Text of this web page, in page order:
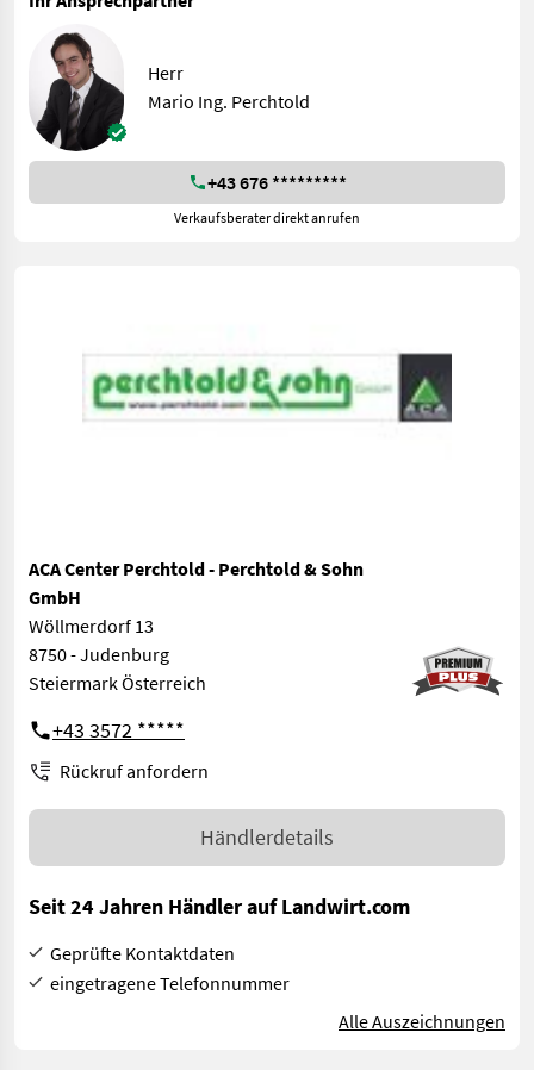
Herr
Mario Ing. Perchtold
+43 676 *********
Verkaufsberater direkt anrufen
ACA Center Perchtold - Perchtold & Sohn
GmbH
Wöllmerdorf 13
8750 - Judenburg
Steiermark Österreich
+43 3572 *****
Rückruf anfordern
Händlerdetails
Seit 24 Jahren Händler auf Landwirt.com
Geprüfte Kontaktdaten
eingetragene Telefonnummer
Alle Auszeichnungen